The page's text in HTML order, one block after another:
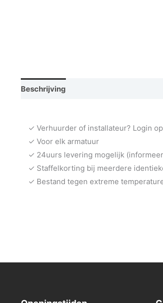
Beschrijving
✓ Verhuurder of installateur? Login
✓ Voor elk armatuur
✓ 24uurs levering mogelijk
✓ Staffelkorting bij meerdere
✓ Bestand tegen extreme